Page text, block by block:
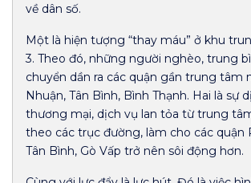
về dân số.
Một là hiện tượng “thay máu” ở khu
3. Theo đó, những người nghèo, trung
chuyển dần ra các quận gần trung tâm
Nhuận, Tân Bình, Bình Thạnh. Hai là sự
thương mại, dịch vụ lan tỏa từ trung
theo các trục đường, làm cho các quận
Tân Bình, Gò Vấp trở nên sôi động hơn.